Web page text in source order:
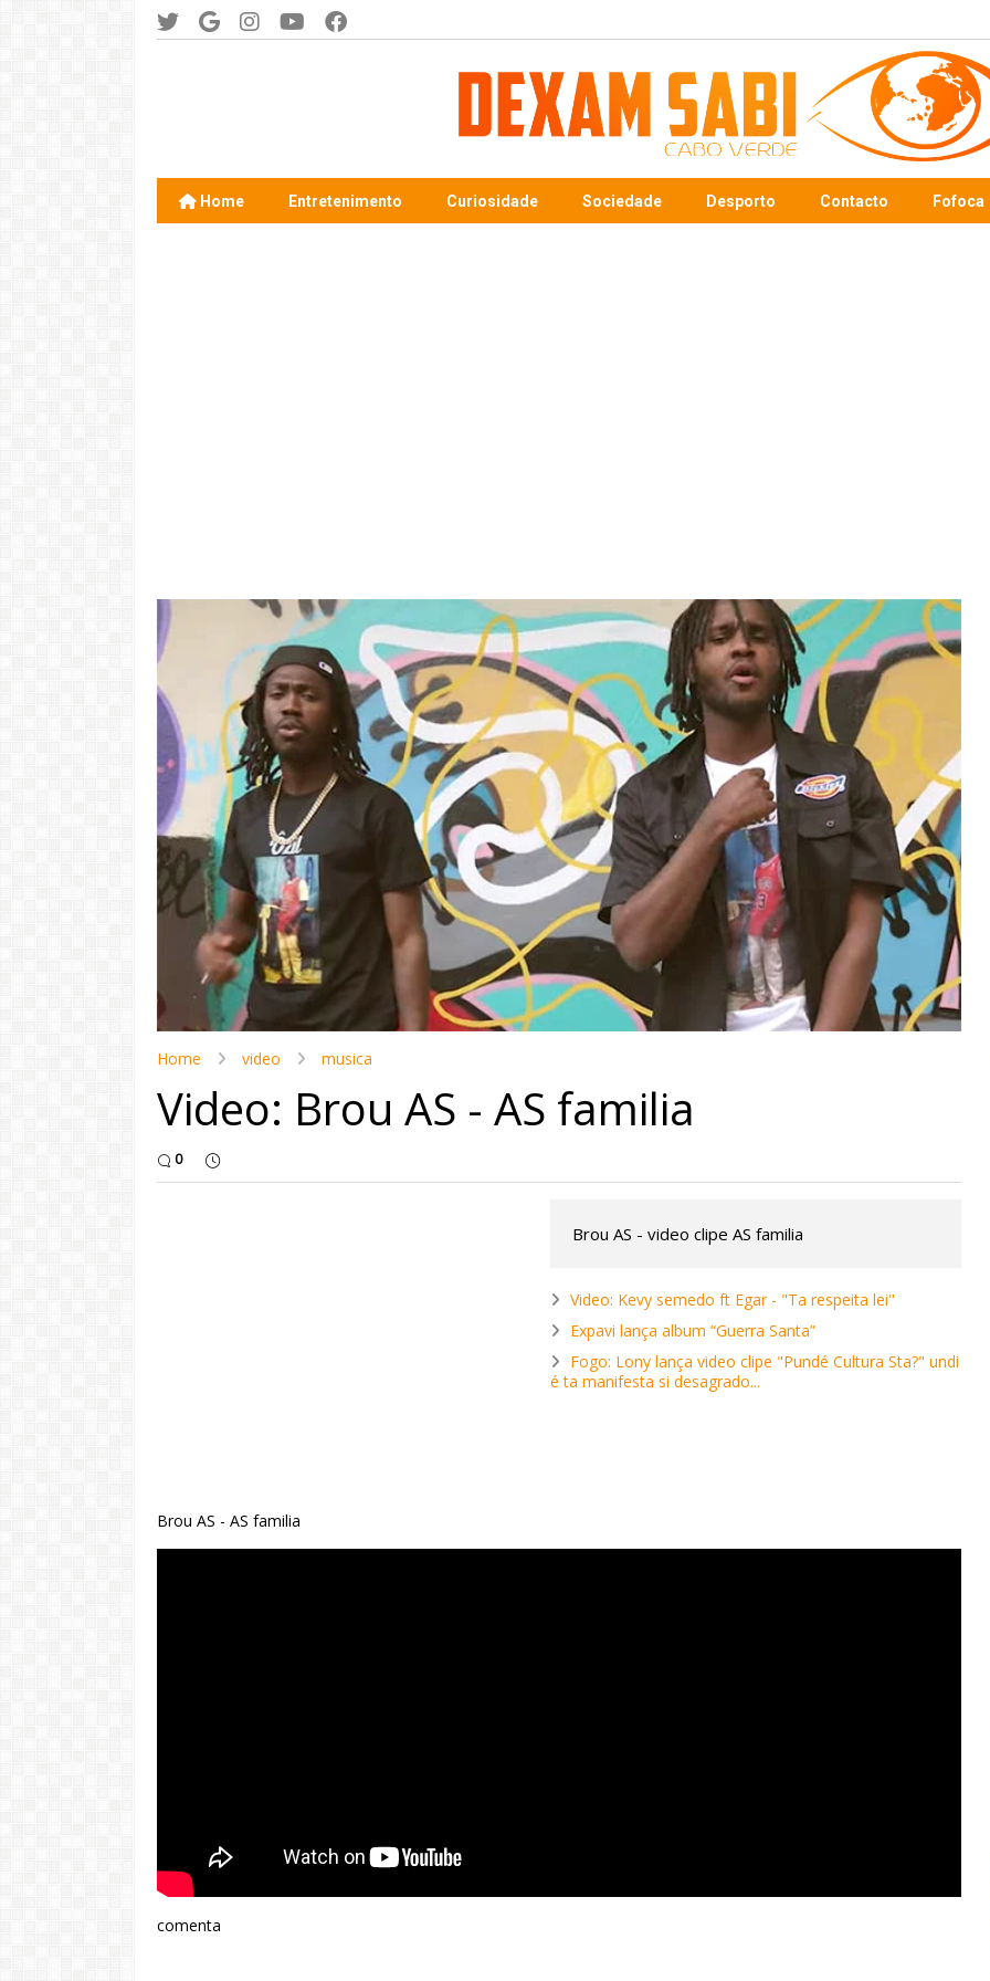
Home Entretenimento Curiosidade Sociedade Desporto Contacto Fofoca
Home video musica
Video: Brou AS - AS familia
0
Brou AS - video clipe AS familia
Video: Kevy semedo ft Egar - "Ta respeita lei"
Expavi lança album “Guerra Santa”
Fogo: Lony lança video clipe "Pundé Cultura Sta?" undi
é ta manifesta si desagrado...
Brou AS - AS familia
comenta
"Com 16 anos fui para cama
com o Presidente "
LER MAIS
Video: Caboverdiana konta
motivo ki fazel larga
Portugal pa volta pa Cabo
LER MAIS